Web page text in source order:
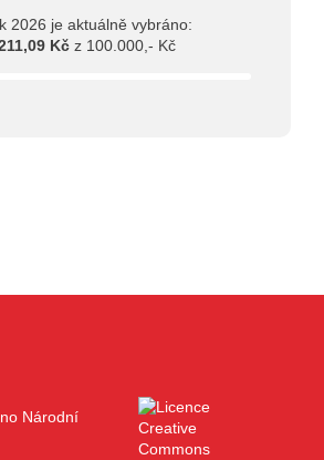
2026 je aktuálně vybráno:
Kč z 100.000,- Kč